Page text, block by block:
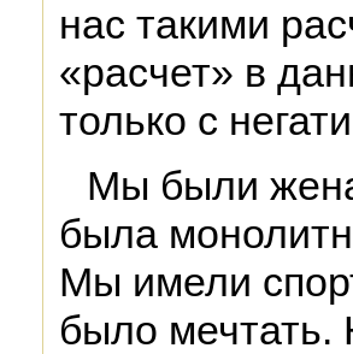
нас такими
«расчет» в
только с
Мы были
была
Мы имели
было